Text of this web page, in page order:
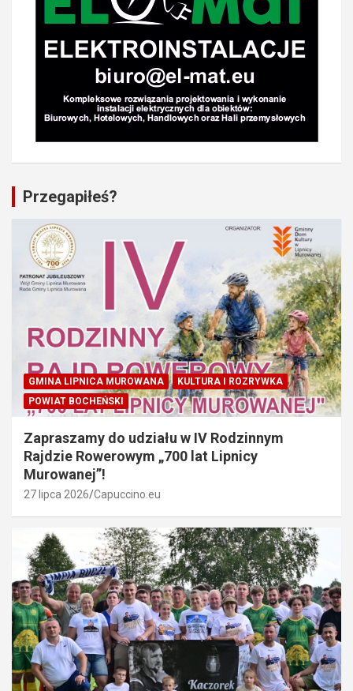
Przegapiłeś?
GMINA LIPNICA MUROWANA
KULTURA I ROZRYWKA
POWIAT BOCHEŃSKI
Zapraszamy do udziału w IV Rodzinnym
Rajdzie Rowerowym „700 lat Lipnicy
Murowanej”!
27 lipca 2026 Capuccino.eu